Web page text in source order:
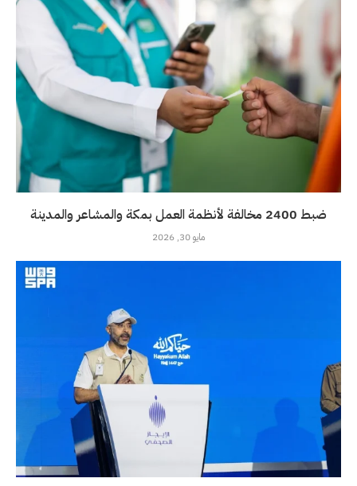
ضبط 2400 مخالفة لأنظمة العمل بمكة والمشاعر والمدينة
مايو 30, 2026